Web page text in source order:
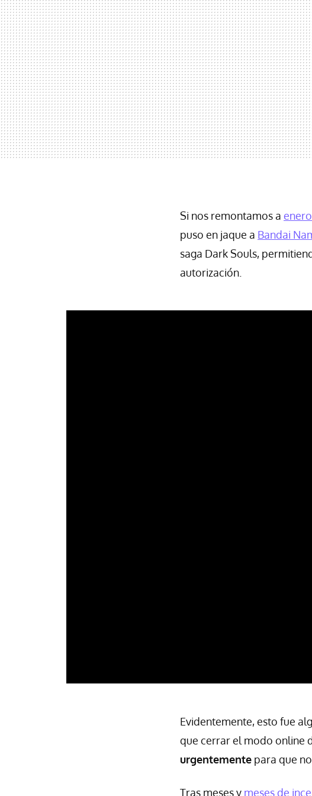
Si nos remontamos a
puso en jaque a Bandai
saga Dark Souls,
autorización.
Evidentemente, esto fue
que cerrar el modo online
urgentemente para que
Tras meses y meses de